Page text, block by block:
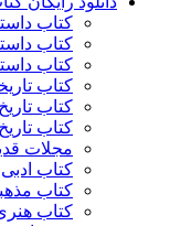
کتاب
کتاب
کتاب
کتاب
کتاب
کتاب
مجلات
کتاب ادبی
کتاب
کتاب